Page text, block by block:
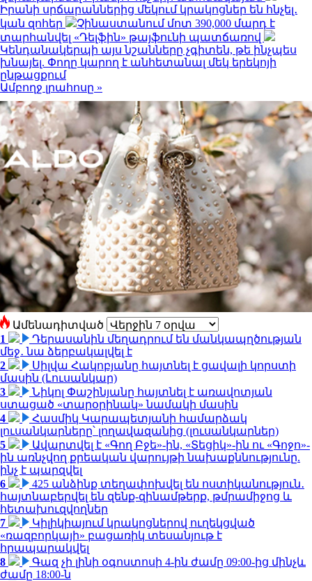
Իրանի սրճարաններից մեկում կրակոցներ են հնչել․
կան զոհեր
Չինաստանում մոտ 390,000 մարդ է
տարհանվել «Դելֆին» թայֆունի պատճառով
Կենդանակերպի այս նշանները չգիտեն, թե ինչպես
խնայել. Փողը կարող է անհետանալ մեկ երեկոյի
ընթացքում
Ամբողջ լրահոսը »
Ամենադիտված
1
Դերասանին մեղադրում են մանկապղծության
մեջ․ նա ձերբակալվել է
2
Սիլվա Հակոբյանը հայտնել է ցավալի կորստի
մասին (Լուսանկար)
3
Նիկոլ Փաշինյանը հայտնել է առավոտյան
ստացած «տարօրինակ» նամակի մասին
4
Հասմիկ Կարապետյանի համարձակ
լուսանկարները՝ լողավազանից (լուսանկարներ)
5
Ավարտվել է «Գող Բջե»-ին, «Տեցիկ»-ին ու «Գոջո»-
ին առնչվող քրեական վարույթի նախաքննությունը.
ինչ է պարզվել
6
425 անձինք տեղափոխվել են ոստիկանություն․
հայտնաբերվել են զենք-զինամթերք, թմրամիջոց և
հետախուզվողներ
7
Կիլիկիայում կրակոցներով ուղեկցված
«ռազբորկայի» բացառիկ տեսանյութ է
հրապարակվել
8
Գազ չի լինի օգոստոսի 4-ին ժամը 09:00-ից մինչև
ժամը 18:00-ն